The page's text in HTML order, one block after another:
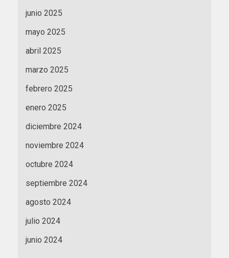
junio 2025
mayo 2025
abril 2025
marzo 2025
febrero 2025
enero 2025
diciembre 2024
noviembre 2024
octubre 2024
septiembre 2024
agosto 2024
julio 2024
junio 2024